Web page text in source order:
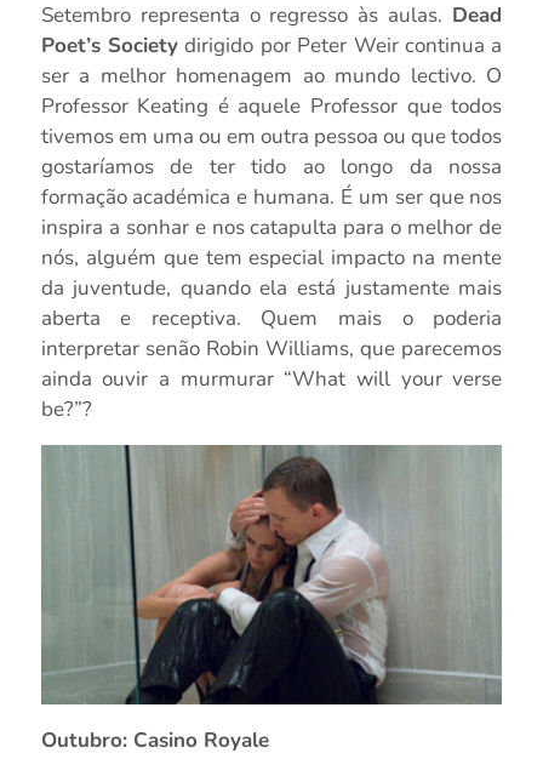
Setembro representa o regresso às aulas. Dead
Poet’s Society dirigido por Peter Weir continua a
ser a melhor homenagem ao mundo lectivo. O
Professor Keating é aquele Professor que todos
tivemos em uma ou em outra pessoa ou que todos
gostaríamos de ter tido ao longo da nossa
formação académica e humana. É um ser que nos
inspira a sonhar e nos catapulta para o melhor de
nós, alguém que tem especial impacto na mente
da juventude, quando ela está justamente mais
aberta e receptiva. Quem mais o poderia
interpretar senão Robin Williams, que parecemos
ainda ouvir a murmurar “What will your verse
be?”?
Outubro: Casino Royale